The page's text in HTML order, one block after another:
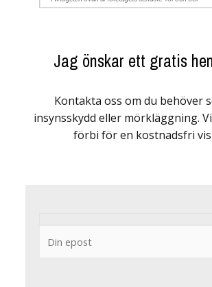
Jag önskar ett gratis
Kontakta oss om du behöver
insynsskydd eller mörkläggning.
förbi för en kostnadsfri